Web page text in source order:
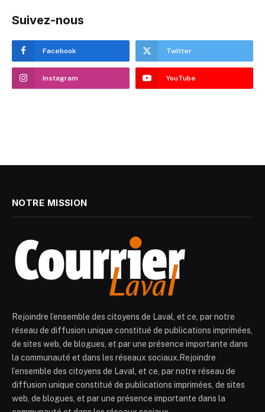
Suivez-nous
Facebook Twitter
Instagram YouTube
NOTRE MISSION
Rejoindre l’ensemble des citoyens de Laval, et ce, par notre
réseau de diffusion unique constitué de publications imprimées,
de sites web, de blogues, et par une présence importante dans
la communauté et dans les réseaux sociaux.Rejoindre
l’ensemble des citoyens de Laval, et ce, par notre réseau de
diffusion unique constitué de publications imprimées, de sites
web, de blogues, et par une présence importante dans la